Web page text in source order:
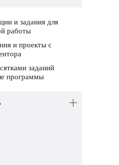
и задания для
работы
и проекты с
заданий
программы